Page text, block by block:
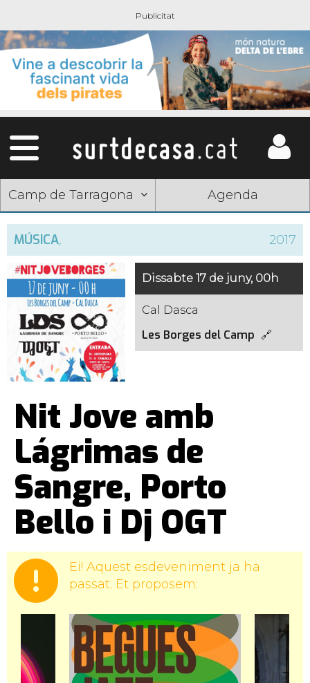
Camp de Tarragona Agenda
MÚSICA, 2017
Dissabte 17 de juny, 00h
Cal Dasca
Les Borges del Camp
Nit Jove amb
Lágrimas de
Sangre, Porto
Bello i Dj OGT
Ei! Aquest esdeveniment ja ha
passat. Et proposem: